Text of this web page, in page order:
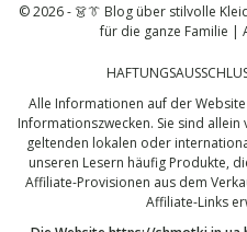
© 2026 - 👗👔 Blog über stilvolle
für die ganze Familie |
Alle Informationen auf der Website
Informationszwecken. Sie sind
geltenden lokalen oder
unseren Lesern häufig Produkte,
Affiliate-Provisionen aus dem
Affiliate-Links